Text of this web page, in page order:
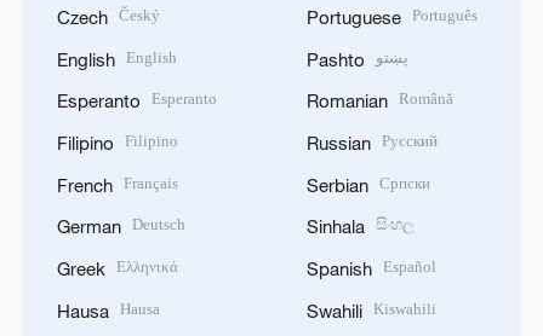
Czech Český
English English
Esperanto Esperanto
Filipino Filipino
French Français
German Deutsch
Greek Ελληνικά
Hausa Hausa
Portuguese Português
Pashto پښتو
Romanian Română
Russian Русский
Serbian Српски
Sinhala සිංහල
Spanish Español
Swahili Kiswahili